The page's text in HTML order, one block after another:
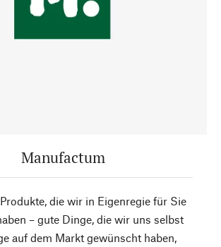
Manufactum
die wir in Eigenregie für Sie
– gute Dinge, die wir uns selbst
auf dem Markt gewünscht haben,